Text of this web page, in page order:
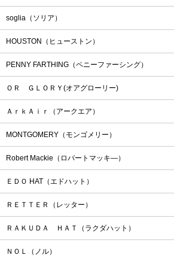
soglia（ソリア）
HOUSTON（ヒューストン）
PENNY FARTHING（ペニーファーシング）
ＯＲ ＧＬＯＲＹ(オアグローリー)
ＡｒｋＡｉｒ（アークエア）
MONTGOMERY（モンゴメリー）
Robert Mackie（ロバートマッキ―）
ＥＤＯ HAT（エドハット）
ＲＥＴＴＥＲ（レッター）
ＲＡＫＵＤＡ ＨＡＴ（ラクダハット）
ＮＯＬ（ノル）